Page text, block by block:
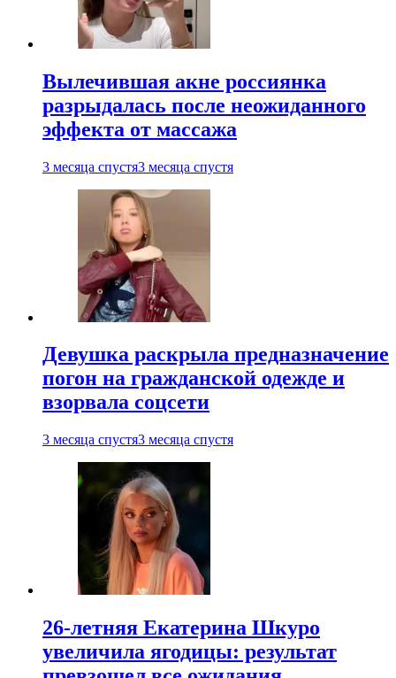
Вылечившая акне россиянка
разрыдалась после неожиданного
эффекта от массажа
3 месяца спустя3 месяца спустя
Девушка раскрыла предназначение
погон на гражданской одежде и
взорвала соцсети
3 месяца спустя3 месяца спустя
26-летняя Екатерина Шкуро
увеличила ягодицы: результат